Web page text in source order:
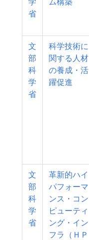
省
文
部
科
学
省
科学技術に
関する人材
の養成・活
躍促進
文
部
科
学
省
革新的ハイ
パフォーマ
ンス・コン
ピューティ
ング・イン
フラ（ＨＰ